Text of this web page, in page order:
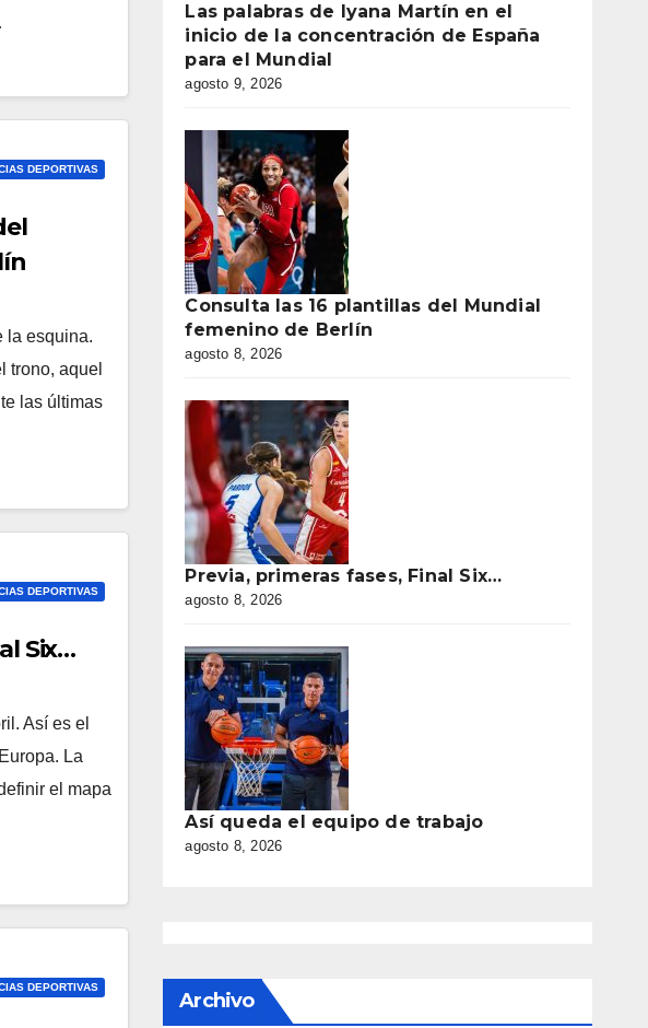
DEPORTIVAS
la esquina.
trono, aquel
las últimas
DEPORTIVAS
Six…
Así es el
La
el mapa
DEPORTIVAS
Las palabras de Iyana Martín en el
inicio de la concentración de España
para el Mundial
agosto 9, 2026
Consulta las 16 plantillas del Mundial
femenino de Berlín
agosto 8, 2026
Previa, primeras fases, Final Six…
agosto 8, 2026
Así queda el equipo de trabajo
agosto 8, 2026
Archivo